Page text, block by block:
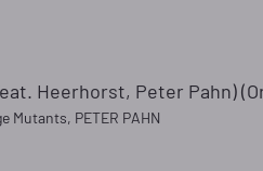
Heerhorst, Peter Pahn)
Mutants, PETER PAHN